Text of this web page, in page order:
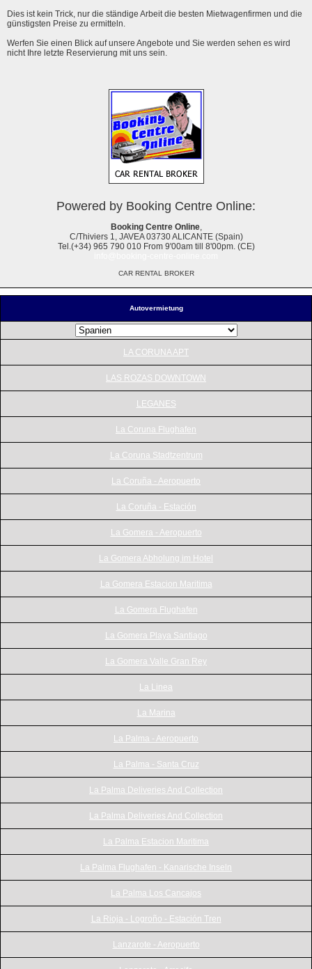
Autovermietung
LA CORUNA APT
LAS ROZAS DOWNTOWN
LEGANES
La Coruna Flughafen
La Coruna Stadtzentrum
La Coruña - Aeropuerto
La Coruña - Estación
La Gomera - Aeropuerto
La Gomera Abholung im Hotel
La Gomera Estacion Maritima
La Gomera Flughafen
La Gomera Playa Santiago
La Gomera Valle Gran Rey
La Linea
La Marina
La Palma - Aeropuerto
La Palma - Santa Cruz
La Palma Deliveries And Collection
La Palma Deliveries And Collection
La Palma Estacion Maritima
La Palma Flughafen - Kanarische Inseln
La Palma Los Cancajos
La Rioja - Logroño - Estación Tren
Lanzarote - Aeropuerto
Dies ist kein Trick, nur die ständige Arbeit die besten Mietwagenfirmen und die
günstigsten Preise zu ermitteln.
Werfen Sie einen Blick auf unsere Angebote und Sie werden sehen es wird
nicht Ihre letzte Reservierung mit uns sein.
Powered by Booking Centre Online:
Booking Centre Online,
C/Thiviers 1, JAVEA 03730 ALICANTE (Spain)
Tel.(+34) 965 790 010 From 9'00am till 8'00pm. (CE)
CAR RENTAL BROKER